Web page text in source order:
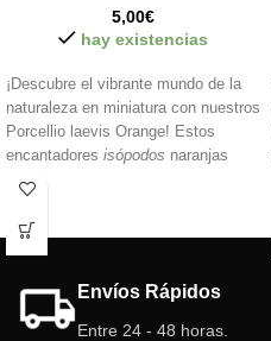
5,00€
hay existencias
¡Descubre el vibrante mundo de la
naturaleza en miniatura con nuestros
Porcellio laevis Orange! Estos
encantadores isópodos naranjas
agregarán un toque de color único a
fascinantes de observar, ¡hazte con
Envíos Rápidos
Entre 24 - 48 horas.